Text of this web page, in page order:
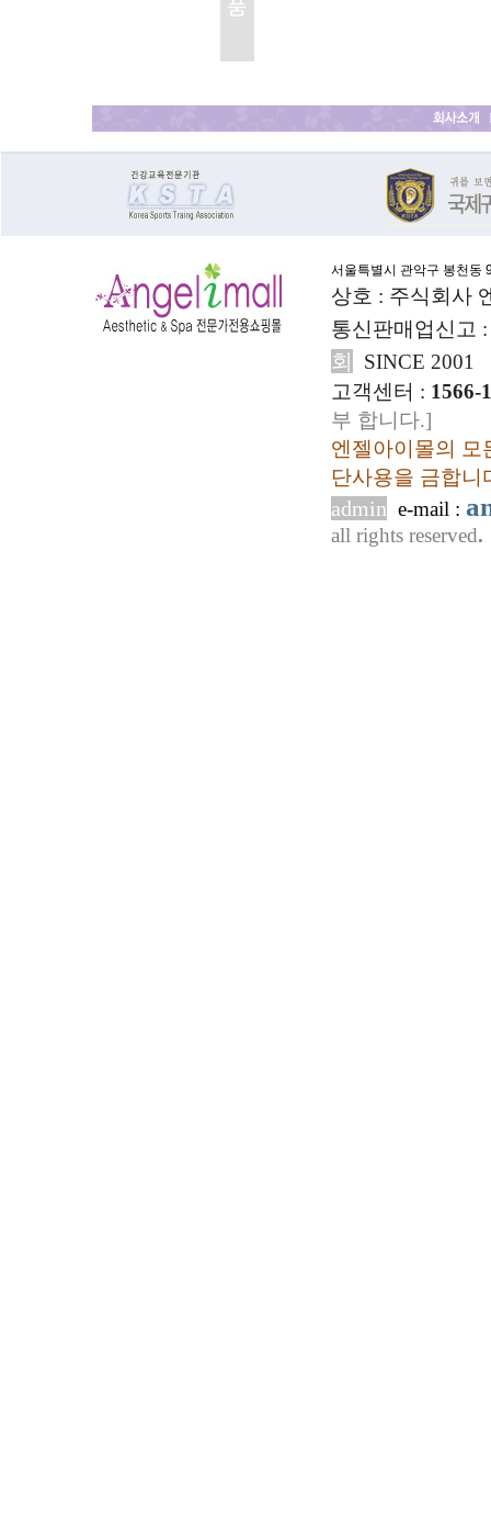
서울특별시 관악구 봉천동
상호 : 주식회사
통신판매업신고
회
SINCE 2001
고객센터 :
부 합니다.]
엔젤아이몰의 모
단사용을 금합니
admin e-mail :
all rights reserved.